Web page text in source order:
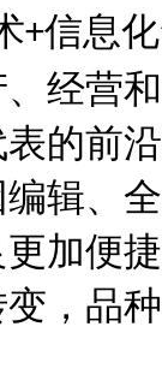
+信息
经营
的前
辑、
加便
，品